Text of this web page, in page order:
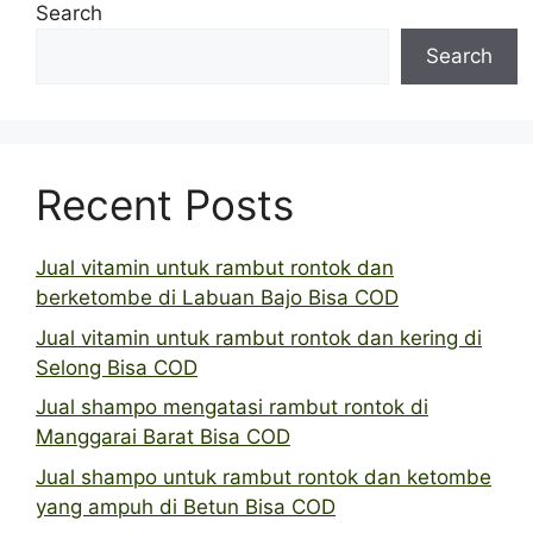
Search
Search
Recent Posts
Jual vitamin untuk rambut rontok dan
berketombe di Labuan Bajo Bisa COD
Jual vitamin untuk rambut rontok dan kering di
Selong Bisa COD
Jual shampo mengatasi rambut rontok di
Manggarai Barat Bisa COD
Jual shampo untuk rambut rontok dan ketombe
yang ampuh di Betun Bisa COD